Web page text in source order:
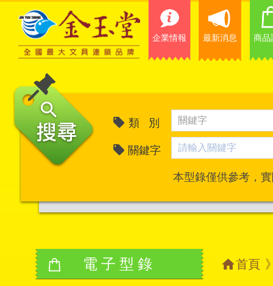
企業情報 最新消息 商品
類 別
關鍵字
本型錄僅供參考，
電子型錄 首頁